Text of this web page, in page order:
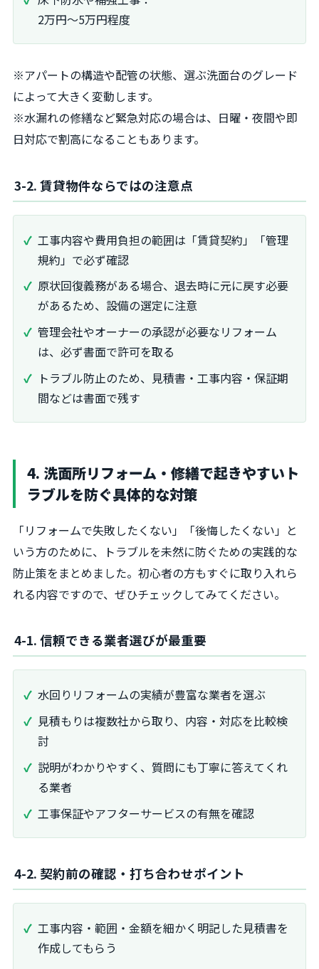
2万円～5万円程度
※アパートの構造や配管の状態、選ぶ洗面台のグレード
によって大きく変動します。
※水漏れの修繕など緊急対応の場合は、日曜・夜間や即
日対応で割高になることもあります。
3-2. 賃貸物件ならではの注意点
工事内容や費用負担の範囲は「賃貸契約」「管理
規約」で必ず確認
原状回復義務がある場合、退去時に元に戻す必要
があるため、設備の選定に注意
管理会社やオーナーの承認が必要なリフォーム
は、必ず書面で許可を取る
トラブル防止のため、見積書・工事内容・保証期
間などは書面で残す
4. 洗面所リフォーム・修繕で起きやすいト
ラブルを防ぐ具体的な対策
「リフォームで失敗したくない」「後悔したくない」と
いう方のために、トラブルを未然に防ぐための実践的な
防止策をまとめました。初心者の方もすぐに取り入れら
れる内容ですので、ぜひチェックしてみてください。
4-1. 信頼できる業者選びが最重要
水回りリフォームの実績が豊富な業者を選ぶ
見積もりは複数社から取り、内容・対応を比較検
討
説明がわかりやすく、質問にも丁寧に答えてくれ
る業者
工事保証やアフターサービスの有無を確認
4-2. 契約前の確認・打ち合わせポイント
工事内容・範囲・金額を細かく明記した見積書を
作成してもらう